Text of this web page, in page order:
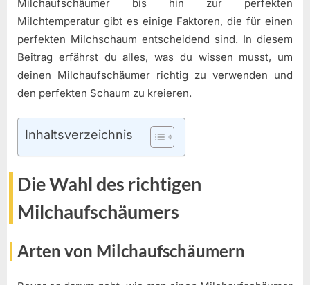
Milchaufschäumer bis hin zur perfekten
Milchtemperatur gibt es einige Faktoren, die für einen
perfekten Milchschaum entscheidend sind. In diesem
Beitrag erfährst du alles, was du wissen musst, um
deinen Milchaufschäumer richtig zu verwenden und
den perfekten Schaum zu kreieren.
Inhaltsverzeichnis
Die Wahl des richtigen
Milchaufschäumers
Arten von Milchaufschäumern